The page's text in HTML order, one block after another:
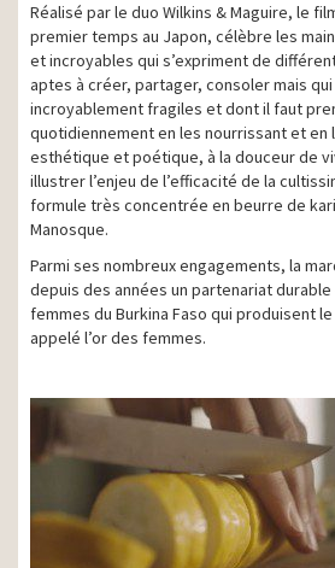
Réalisé par le duo Wilkins & Maguire, le
premier temps au Japon, célèbre les
et incroyables qui s’expriment de
aptes à créer, partager, consoler mais
incroyablement fragiles et dont il faut
quotidiennement en les nourrissant et en
esthétique et poétique, à la douceur de
illustrer l’enjeu de l’efficacité de la
formule très concentrée en beurre de
Manosque.
Parmi ses nombreux engagements, la
depuis des années un partenariat
femmes du Burkina Faso qui produisent
appelé l’or des femmes.